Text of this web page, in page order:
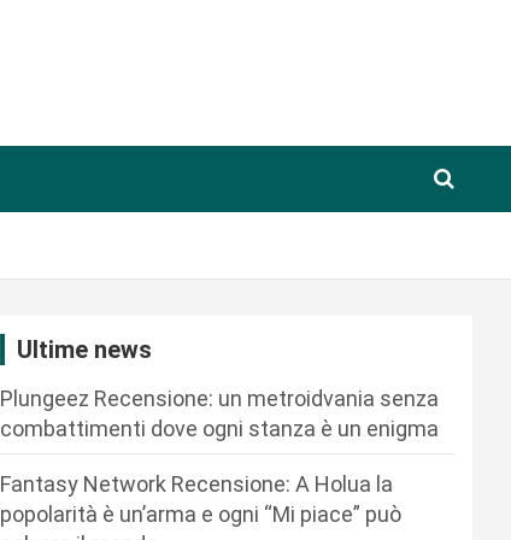
Ultime news
Plungeez Recensione: un metroidvania senza
combattimenti dove ogni stanza è un enigma
Fantasy Network Recensione: A Holua la
popolarità è un’arma e ogni “Mi piace” può